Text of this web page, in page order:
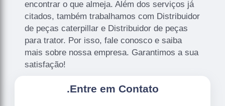
encontrar o que almeja. Além dos serviços já
citados, também trabalhamos com Distribuidor
de peças caterpillar e Distribuidor de peças
para trator. Por isso, fale conosco e saiba
mais sobre nossa empresa. Garantimos a sua
satisfação!
.Entre em Contato